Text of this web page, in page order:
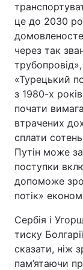
це до 2030
через так
«Турецький
з 1980-х
почати
втрачених
сплати
Путін може
поступки
допоможе
потік»
Сербія і
тиску
сказати, ніж
пам’ятаючи